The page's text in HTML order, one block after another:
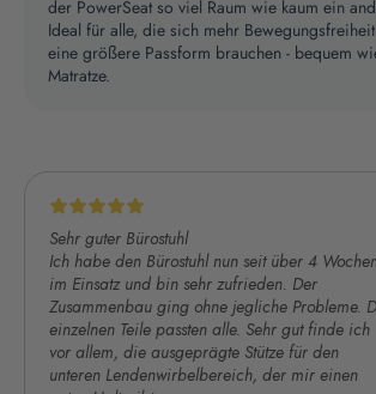
der PowerSeat so viel Raum wie kaum ein
Ideal für alle, die sich mehr
eine größere Passform brauchen - bequem
Matratze.
Sehr guter Bürostuhl
Ich habe den Bürostuhl nun seit über 4
im Einsatz und bin sehr zufrieden. Der
Zusammenbau ging ohne jegliche Probleme.
einzelnen Teile passten alle. Sehr gut finde ich
vor allem, die ausgeprägte Stütze für den
unteren Lendenwirbelbereich, der mir einen